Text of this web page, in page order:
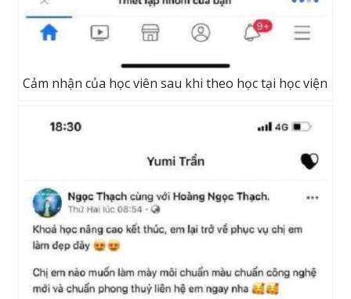
Cảm nhận của học viên sau khi theo học tại học viện